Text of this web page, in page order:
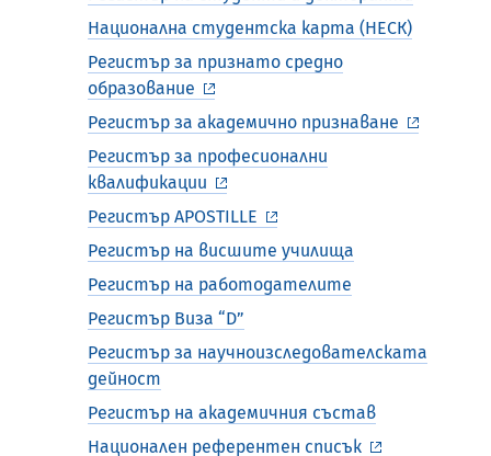
Национална студентска карта (НЕСК)
Регистър за признато средно
образование
Регистър за академично признаване
Регистър за професионални
квалификации
Регистър APOSTILLE
Регистър на висшите училища
Регистър на работодателите
Регистър Виза “D”
Регистър за научноизследователската
дейност
Регистър на академичния състав
Национален референтен списък